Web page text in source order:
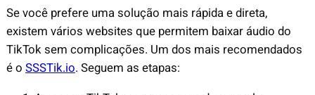
Se você prefere uma solução mais rápida e direta,
existem vários websites que permitem baixar áudio do
TikTok sem complicações. Um dos mais recomendados
é o SSSTik.io. Seguem as etapas: